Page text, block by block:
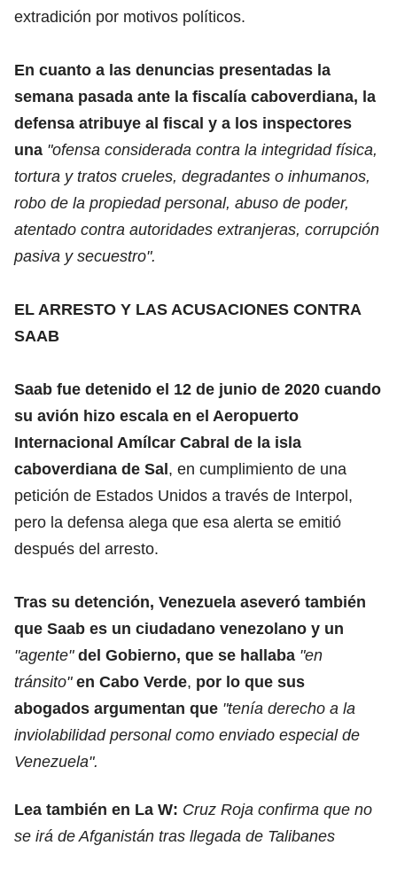
extradición por motivos políticos.
En cuanto a las denuncias presentadas la
semana pasada ante la fiscalía caboverdiana, la
defensa atribuye al fiscal y a los inspectores
una "ofensa considerada contra la integridad física,
tortura y tratos crueles, degradantes o inhumanos,
robo de la propiedad personal, abuso de poder,
atentado contra autoridades extranjeras, corrupción
pasiva y secuestro".
EL ARRESTO Y LAS ACUSACIONES CONTRA
SAAB
Saab fue detenido el 12 de junio de 2020 cuando
su avión hizo escala en el Aeropuerto
Internacional Amílcar Cabral de la isla
caboverdiana de Sal, en cumplimiento de una
petición de Estados Unidos a través de Interpol,
pero la defensa alega que esa alerta se emitió
después del arresto.
Tras su detención, Venezuela aseveró también
que Saab es un ciudadano venezolano y un
"agente" del Gobierno, que se hallaba "en
tránsito" en Cabo Verde, por lo que sus
abogados argumentan que "tenía derecho a la
inviolabilidad personal como enviado especial de
Venezuela".
Lea también en La W: Cruz Roja confirma que no
se irá de Afganistán tras llegada de Talibanes